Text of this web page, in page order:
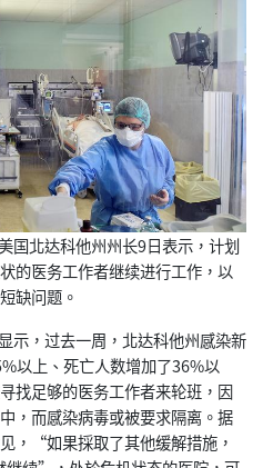
国北达科他州州长9日表示，计划
的医务工作者继续进行工作，以
缺问题。
示，过去一周，北达科他州感染新
以上、死亡人数增加了36%以
找足够的医务工作者来轮班，因
，而感染病毒或被要求隔离。据
，“如果採取了其他缓解措施，